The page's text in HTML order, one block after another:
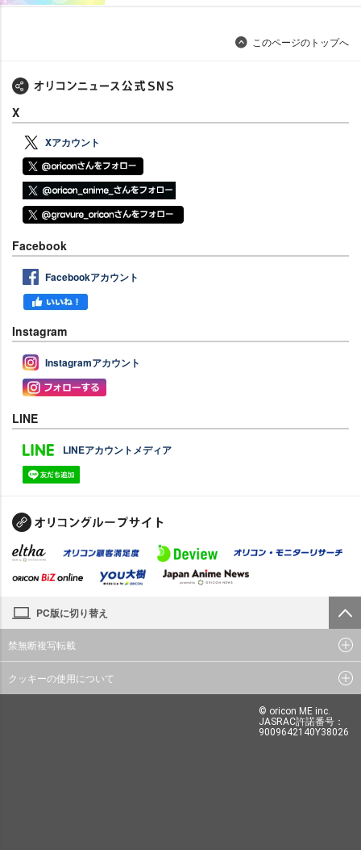
このページのトップへ
X
Xアカウント
Facebook
Facebookアカウント
Instagram
Instagramアカウント
LINE
LINEアカウントメディア
PC版に切り替え
禁無断複写転載
クッキーの使用について
© oricon ME inc.
JASRAC許諾番号：
9009642140Y38026